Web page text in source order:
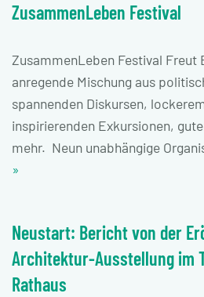
ZusammenLeben Festival
ZusammenLeben Festival Freut
anregende Mischung aus
spannenden Diskursen,
inspirierenden Exkursionen,
mehr. Neun unabhängige
»
Neustart: Bericht von der
Architektur-Ausstellung im
Rathaus